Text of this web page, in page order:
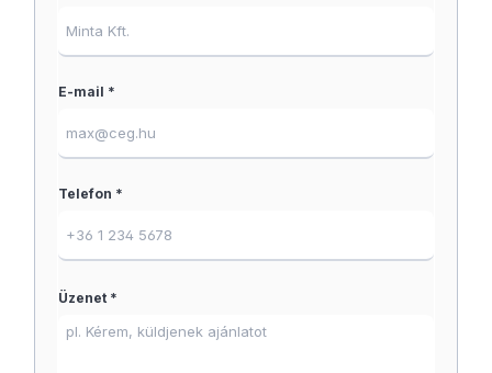
E-mail *
Telefon *
Üzenet *